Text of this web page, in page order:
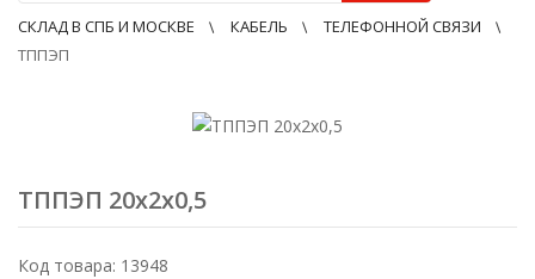
СКЛАД В СПБ И МОСКВЕ КАБЕЛЬ
ТЕЛЕФОННОЙ СВЯЗИ
ТППЭП
ТППЭП 20х2х0,5
Код товара: 13948